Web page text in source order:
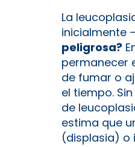
La
inicialmente
peligrosa?
permanecer
de fumar o
el tiempo.
de
estima que
(displasia) o